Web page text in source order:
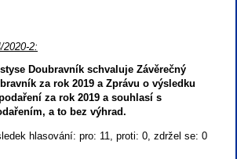
2020-2:
Doubravník schvaluje Závěrečný
za rok 2019 a Zprávu o výsledku
za rok 2019 a souhlasí s
a to bez výhrad.
hlasování: pro: 11, proti: 0, zdržel se: 0